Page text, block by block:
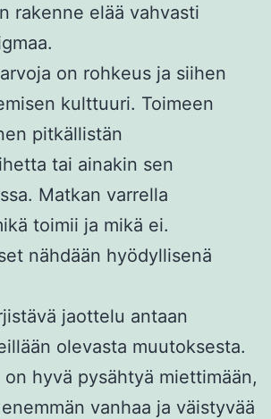
rakenne elää vahvasti
on rohkeus ja siihen
kulttuuri. Toimeen
pitkällistän
tai ainakin sen
Matkan varrella
toimii ja mikä ei.
nähdään hyödyllisenä
jaottelu antaan
olevasta muutoksesta.
on hyvä pysähtyä miettimään,
vanhaa ja väistyvää